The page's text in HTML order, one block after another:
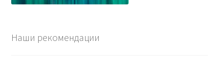
Наши рекомендации